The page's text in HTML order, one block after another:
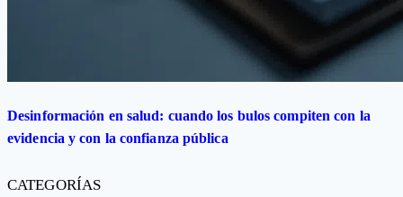
Desinformación en salud: cuando los bulos compiten con la
evidencia y con la confianza pública
CATEGORÍAS